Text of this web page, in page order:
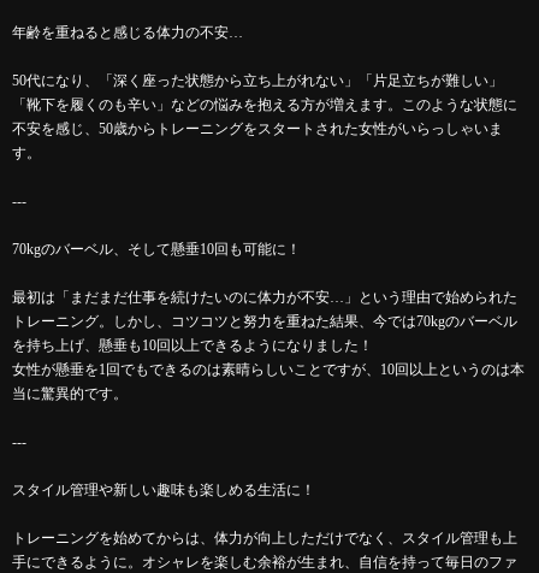
年齢を重ねると感じる体力の不安…
50代になり、「深く座った状態から立ち上がれない」「片足立ちが難しい」
「靴下を履くのも辛い」などの悩みを抱える方が増えます。このような状態に
不安を感じ、50歳からトレーニングをスタートされた女性がいらっしゃいま
す。
---
70kgのバーベル、そして懸垂10回も可能に！
最初は「まだまだ仕事を続けたいのに体力が不安…」という理由で始められた
トレーニング。しかし、コツコツと努力を重ねた結果、今では70kgのバーベル
を持ち上げ、懸垂も10回以上できるようになりました！
女性が懸垂を1回でもできるのは素晴らしいことですが、10回以上というのは本
当に驚異的です。
---
スタイル管理や新しい趣味も楽しめる生活に！
トレーニングを始めてからは、体力が向上しただけでなく、スタイル管理も上
手にできるように。オシャレを楽しむ余裕が生まれ、自信を持って毎日のファ